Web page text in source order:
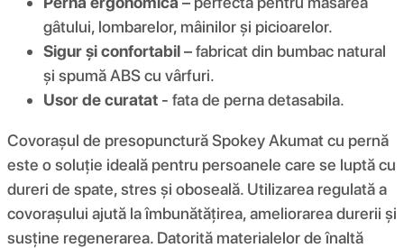
gâtului, lombarelor, mâinilor și picioarelor.
Sigur și confortabil– fabricat din bumbac natural
și spumă ABS cu vârfuri.
Usor de curatat - fata de perna detasabila.
Covorașul de presopunctură Spokey Akumat cu pernă
este o soluție ideală pentru persoanele care se luptă cu
dureri de spate, stres și oboseală. Utilizarea regulată a
covorașului ajută la îmbunătățirea, ameliorarea durerii și
susține regenerarea. Datorită materialelor de înaltă